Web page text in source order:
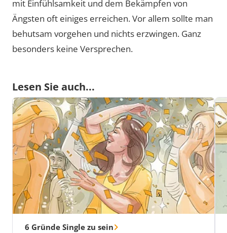
mit Einfühlsamkeit und dem Bekämpfen von
Ängsten oft einiges erreichen. Vor allem sollte man
behutsam vorgehen und nichts erzwingen. Ganz
besonders keine Versprechen.
Lesen Sie auch...
6 Gründe Single zu sein